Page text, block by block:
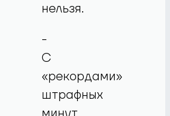
нельзя.
-
С
«рекордами»
штрафных